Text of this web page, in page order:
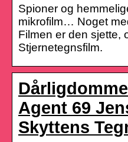
Spioner og
mikrofilm… Noget
Filmen er den sjette,
Stjernetegnsfilm.
Agent 69
Skyttens